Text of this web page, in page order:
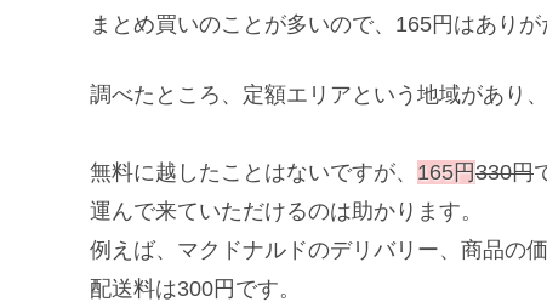
まとめ買いのことが多いので、165円はありが
調べたところ、定額エリアという地域があり
無料に越したことはないですが、 165円330円
運んで来ていただけるのは助かります。
例えば、マクドナルドのデリバリー、商品の
配送料は300円です。